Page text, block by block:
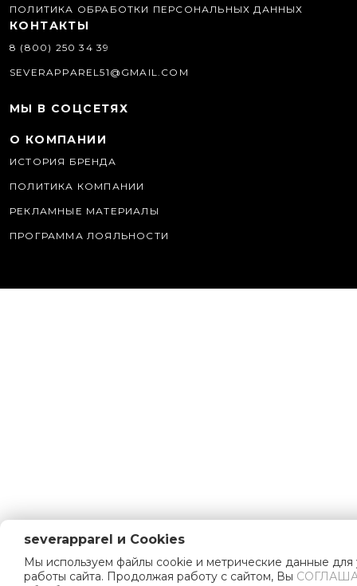
ПОЛИТИКА ОБРАБОТКИ ПЕРСОНАЛЬНЫХ ДАННЫХ
КОНТАКТЫ
8 (800) 250 34 39
SEVERAPPAREL51@GMAIL.COM
МЫ В СОЦСЕТЯХ
О КОМПАНИИ
ИСТОРИЯ БРЕНДА
ПОЛИТИКА КОМПАНИИ
РЕКЛАМНЫЕ МАТЕРИАЛЫ
ПРОГРАММА ЛОЯЛЬНОСТИ
severapparel и Cookies
Мы используем файлы cookie и метрические данные
работы сайта. Продолжая работу с сайтом, Вы